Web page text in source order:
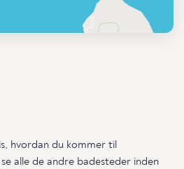
hvordan du kommer til
alle de andre badesteder inden